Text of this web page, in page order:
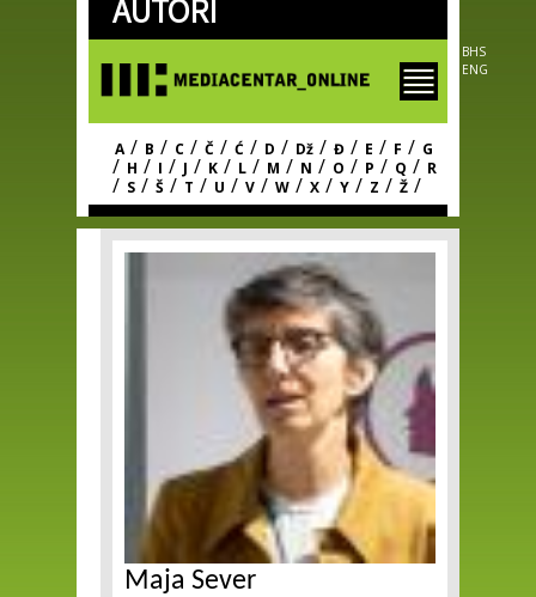
Skip to
main
AUTORI
BHS
ENG
A / B / C / Č / Ć / D / Dž / Đ / E / F / G
/ H / I / J / K / L / M / N / O / P / Q / R
/ S / Š / T / U / V / W / X / Y / Z / Ž /
Maja Sever